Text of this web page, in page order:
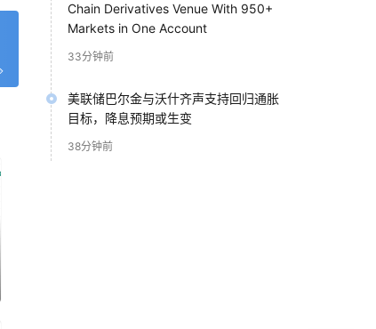
Chain Derivatives Venue With 950+
Markets in One Account
33分钟前
美联储巴尔金与沃什齐声支持回归通胀
目标，降息预期或生变
38分钟前